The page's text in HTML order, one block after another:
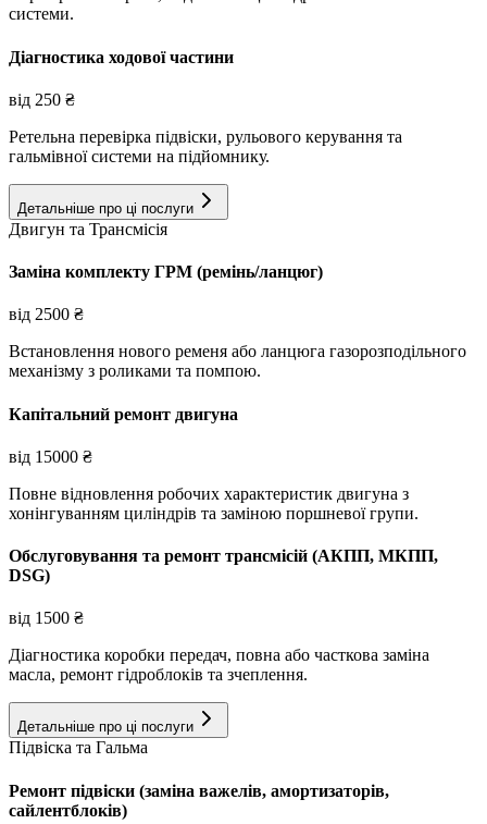
системи.
Діагностика ходової частини
від 250 ₴
Ретельна перевірка підвіски, рульового керування та
гальмівної системи на підйомнику.
Детальніше про ці послуги
Двигун та Трансмісія
Заміна комплекту ГРМ (ремінь/ланцюг)
від 2500 ₴
Встановлення нового ременя або ланцюга газорозподільного
механізму з роликами та помпою.
Капітальний ремонт двигуна
від 15000 ₴
Повне відновлення робочих характеристик двигуна з
хонінгуванням циліндрів та заміною поршневої групи.
Обслуговування та ремонт трансмісій (АКПП, МКПП,
DSG)
від 1500 ₴
Діагностика коробки передач, повна або часткова заміна
масла, ремонт гідроблоків та зчеплення.
Детальніше про ці послуги
Підвіска та Гальма
Ремонт підвіски (заміна важелів, амортизаторів,
сайлентблоків)